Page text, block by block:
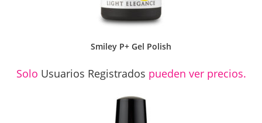
Smiley P+ Gel Polish
Solo Usuarios Registrados pueden ver precios.